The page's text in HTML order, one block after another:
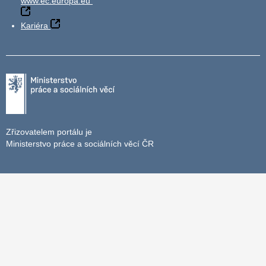
Kariéra
Zřizovatelem portálu je
Ministerstvo práce a sociálních věcí ČR